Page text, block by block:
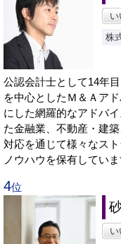
い
株
公認会計士として14年
を中心としたＭ＆Ａア
にした網羅的なアドバ
た金融業、不動産・建
対応を通じて様々なス
ノウハウを保有していま
4位
い